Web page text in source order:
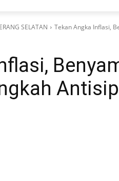
SELATAN Tekan Angka Inflasi,